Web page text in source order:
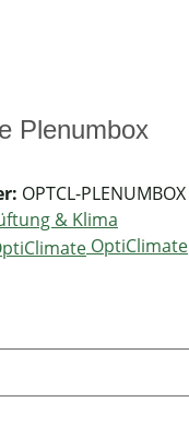
Plenumbox
OPTCL-PLENUMBOX
& Klima
OptiClimate